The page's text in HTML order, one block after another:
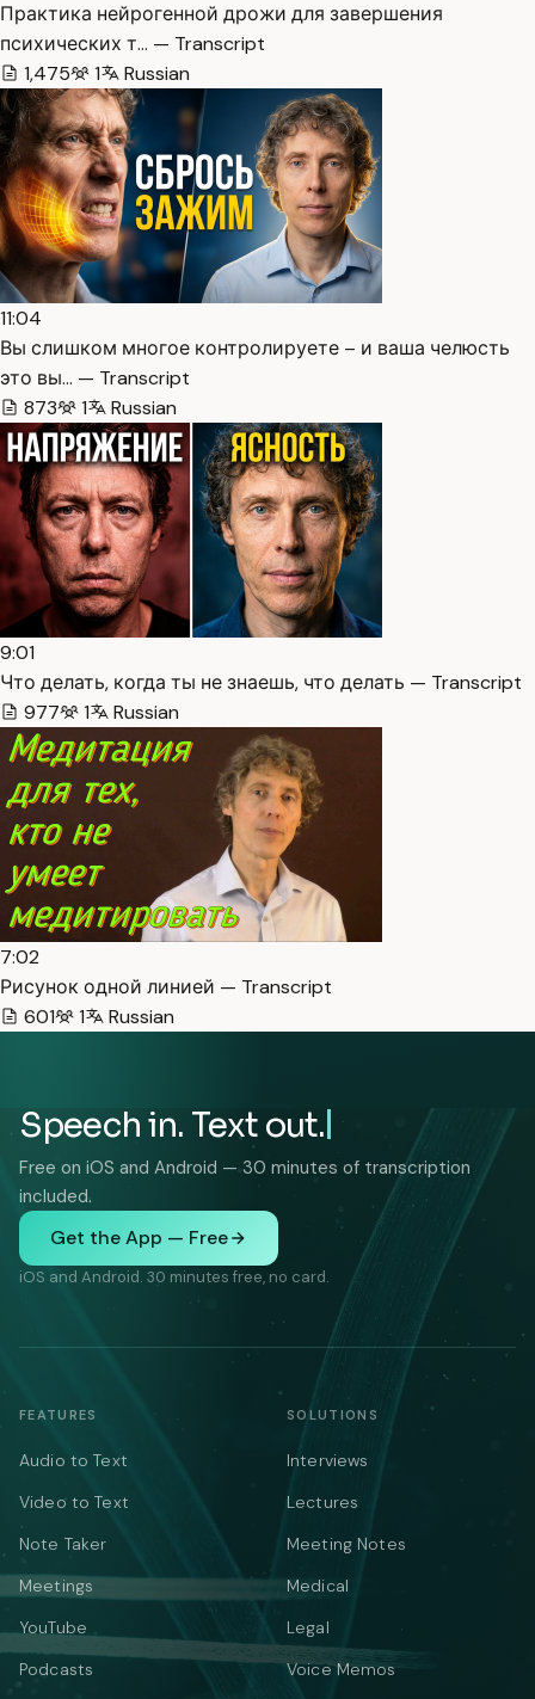
Практика нейрогенной дрожи для завершения
психических т… — Transcript
1,475
1 Russian
11:04
Вы слишком многое контролируете – и ваша челюсть
это вы… — Transcript
873
1 Russian
9:01
Что делать, когда ты не знаешь, что делать — Transcript
977
1 Russian
7:02
Рисунок одной линией — Transcript
601
1 Russian
Speech in. Text out.
Free on iOS and Android — 30 minutes of transcription
included.
Get the App — Free
iOS and Android. 30 minutes free, no card.
FEATURES
Audio to Text
Video to Text
Note Taker
Meetings
YouTube
Podcasts
SOLUTIONS
Interviews
Lectures
Meeting Notes
Medical
Legal
Voice Memos